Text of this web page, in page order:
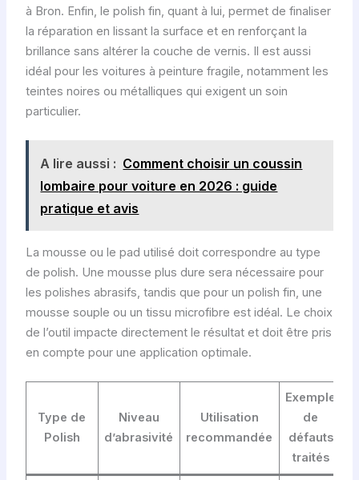
à Bron. Enfin, le polish fin, quant à lui, permet de finaliser
la réparation en lissant la surface et en renforçant la
brillance sans altérer la couche de vernis. Il est aussi
idéal pour les voitures à peinture fragile, notamment les
teintes noires ou métalliques qui exigent un soin
particulier.
A lire aussi : Comment choisir un coussin
lombaire pour voiture en 2026 : guide
pratique et avis
La mousse ou le pad utilisé doit correspondre au type
de polish. Une mousse plus dure sera nécessaire pour
les polishes abrasifs, tandis que pour un polish fin, une
mousse souple ou un tissu microfibre est idéal. Le choix
de l’outil impacte directement le résultat et doit être pris
en compte pour une application optimale.
Type de
Polish
Niveau
d’abrasivité
Utilisation
recommandée
Exemple
de
défauts
traités